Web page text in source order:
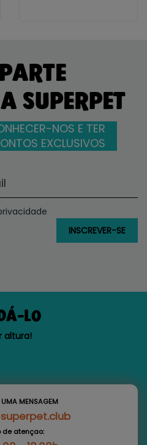
SUPERPET
NOS E TER
EXCLUSIVOS
LO
altura!
MENSAGEM
de atençao: